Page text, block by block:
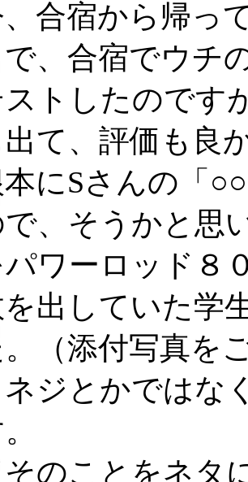
合宿から帰っ
、合宿でウチ
ストしたのです
出て、評価も良
にSさんの「
、そうかと思
パワーロッド８
出していた学
（添付写真を
ジとかではな
そのことをネタ